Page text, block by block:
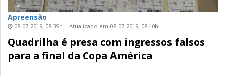
Apreensão
08-07-2019, 08:39h | Atualizado em 08-07-2019, 08:40h
Quadrilha é presa com ingressos falsos
para a final da Copa América